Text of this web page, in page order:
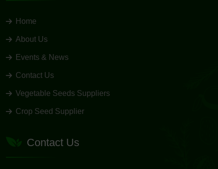
Home
About Us
Events & News
Contact Us
Vegetable Seeds Suppliers
Crop Seed Supplier
Contact Us